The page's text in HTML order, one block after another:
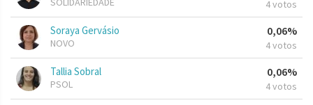
4 votos
Soraya Gervásio
NOVO
0,06%
4 votos
Tallia Sobral
PSOL
0,06%
4 votos